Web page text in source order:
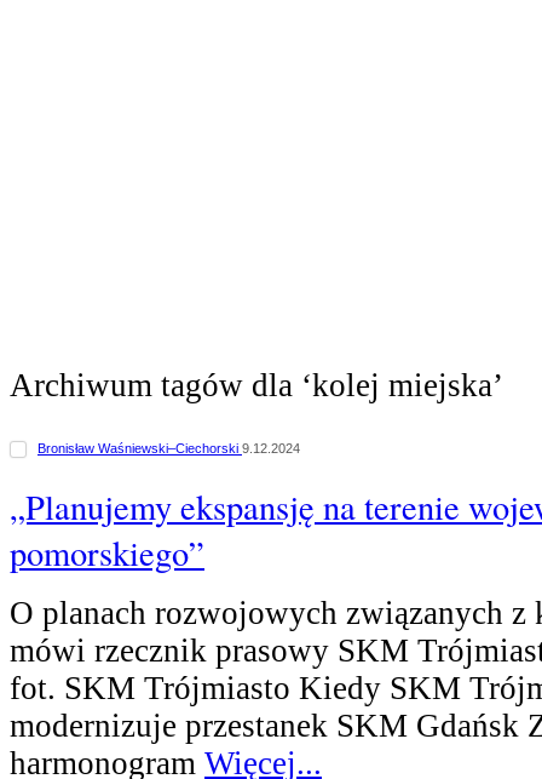
Archiwum tagów dla ‘kolej miejska’
Bronisław Waśniewski–Ciechorski 9.12.2024
„Planujemy ekspansję na terenie
pomorskiego”
O planach rozwojowych związanych z
mówi rzecznik prasowy SKM
fot. SKM Trójmiasto Kiedy SKM
modernizuje przestanek SKM Gdańsk
harmonogram Więcej...